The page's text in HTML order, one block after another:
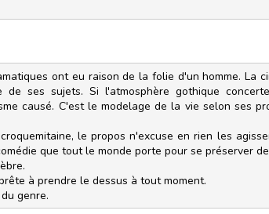
ont eu raison de la folie d'un homme. La
ses sujets. Si l'atmosphère gothique
causé. C'est le modelage de la vie selon ses
le propos n'excuse en rien les
que tout le monde porte pour se préserver
à prendre le dessus à tout moment.
genre.